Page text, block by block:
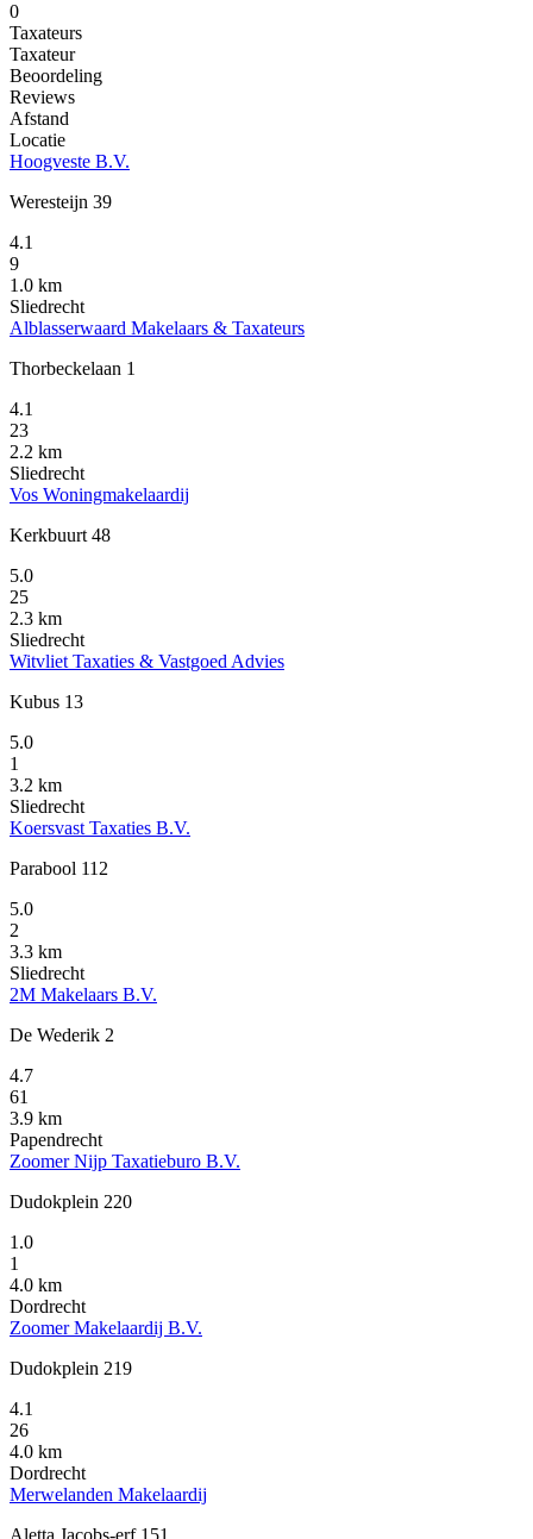
0
Taxateurs
Taxateur
Beoordeling
Reviews
Afstand
Locatie
Hoogveste B.V.
Weresteijn 39
4.1
9
1.0 km
Sliedrecht
Alblasserwaard Makelaars & Taxateurs
Thorbeckelaan 1
4.1
23
2.2 km
Sliedrecht
Vos Woningmakelaardij
Kerkbuurt 48
5.0
25
2.3 km
Sliedrecht
Witvliet Taxaties & Vastgoed Advies
Kubus 13
5.0
1
3.2 km
Sliedrecht
Koersvast Taxaties B.V.
Parabool 112
5.0
2
3.3 km
Sliedrecht
2M Makelaars B.V.
De Wederik 2
4.7
61
3.9 km
Papendrecht
Zoomer Nijp Taxatieburo B.V.
Dudokplein 220
1.0
1
4.0 km
Dordrecht
Zoomer Makelaardij B.V.
Dudokplein 219
4.1
26
4.0 km
Dordrecht
Merwelanden Makelaardij